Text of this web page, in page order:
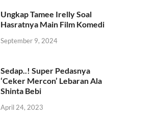
Ungkap Tamee Irelly Soal
Hasratnya Main Film Komedi
September 9, 2024
Sedap..! Super Pedasnya
‘Ceker Mercon’ Lebaran Ala
Shinta Bebi
April 24, 2023